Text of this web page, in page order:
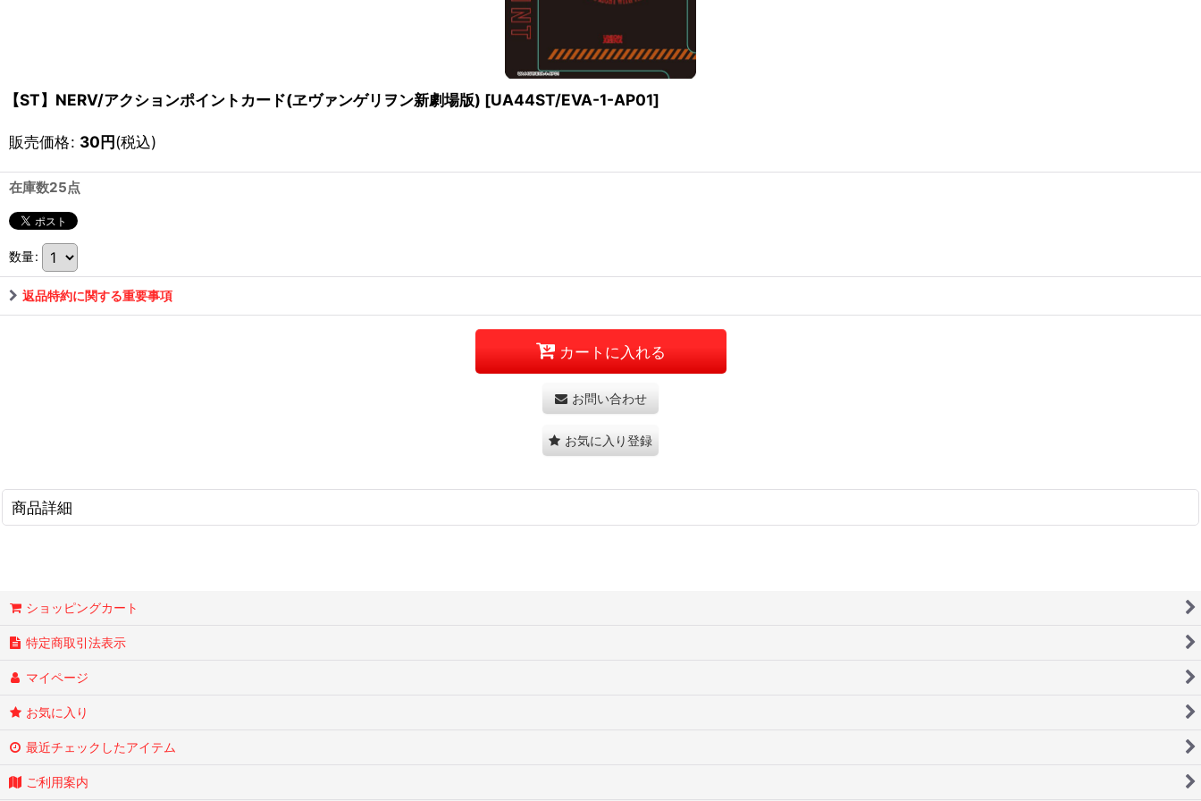
【ST】NERV/アクションポイントカード(ヱヴァンゲリヲン新劇場版) [UA44ST/EVA-1-AP01]
販売価格: 30円(税込)
在庫数25点
数量:
返品特約に関する重要事項
カートに入れる
お問い合わせ
お気に入り登録
商品詳細
ショッピングカート
特定商取引法表示
マイページ
お気に入り
最近チェックしたアイテム
ご利用案内